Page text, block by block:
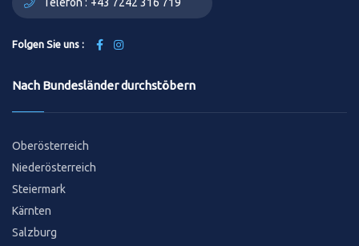
Folgen Sie uns :
Nach Bundesländer durchstöbern
Oberösterreich
Niederösterreich
Steiermark
Kärnten
Salzburg